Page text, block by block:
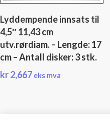
Lyddempende innsats til
4,5″ 11,43 cm
utv.rørdiam. – Lengde: 17
cm – Antall disker: 3 stk.
kr2,667 eks mva